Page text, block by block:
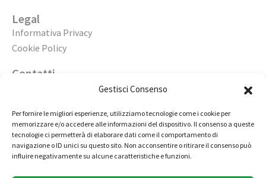
Gestisci Consenso
Per fornire le migliori esperienze, utilizziamo tecnologie come i cookie per
memorizzare e/o accedere alle informazioni del dispositivo. Il consenso a queste
tecnologie ci permetterà di elaborare dati come il comportamento di
navigazione o ID unici su questo sito. Non acconsentire o ritirare il consenso può
influire negativamente su alcune caratteristiche e funzioni.
Legal
Informativa Privacy
Cookie Policy
Contatti
02 98236472
info@immobiliarecasaelite.it